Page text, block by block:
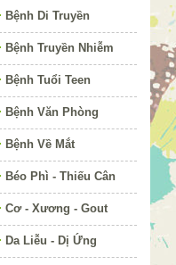
Bệnh Di Truyền
Bệnh Truyền Nhiễm
Bệnh Tuổi Teen
Bệnh Văn Phòng
Bệnh Về Mắt
Béo Phì - Thiếu Cân
Cơ - Xương - Gout
Da Liễu - Dị Ứng